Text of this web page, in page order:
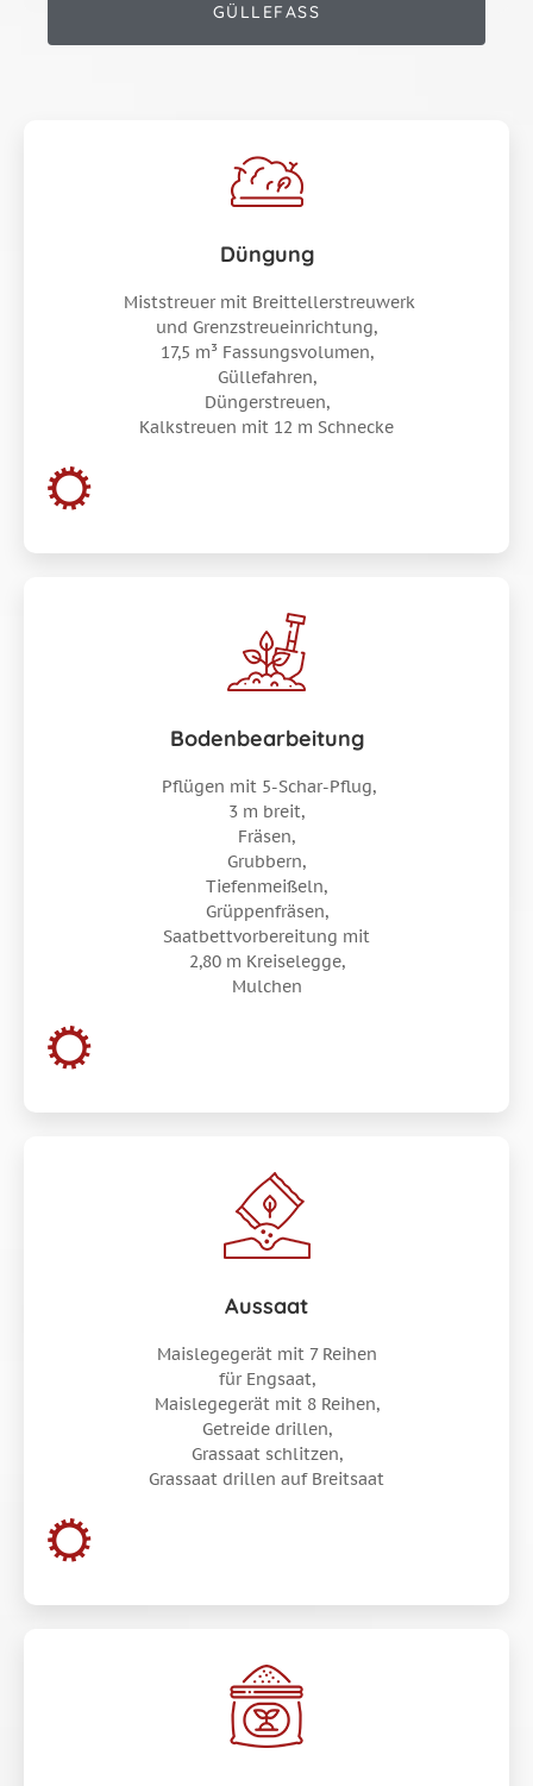
GÜLLEFASS
Düngung
Miststreuer mit Breittellerstreuwerk
und Grenzstreueinrichtung,
17,5 m³ Fassungsvolumen,
Güllefahren,
Düngerstreuen,
Kalkstreuen mit 12 m Schnecke
Bodenbearbeitung
Pflügen mit 5-Schar-Pflug,
3 m breit,
Fräsen,
Grubbern,
Tiefenmeißeln,
Grüppenfräsen,
Saatbettvorbereitung mit
2,80 m Kreiselegge,
Mulchen
Aussaat
Maislegegerät mit 7 Reihen
für Engsaat,
Maislegegerät mit 8 Reihen,
Getreide drillen,
Grassaat schlitzen,
Grassaat drillen auf Breitsaat